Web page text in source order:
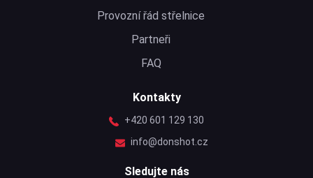
Provozní řád střelnice
Partneři
FAQ
Kontakty
+420 601 129 130
info@donshot.cz
Sledujte nás